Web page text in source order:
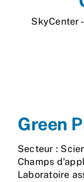
SkyCenter
Green
Secteur :
Champs
Laboratoire